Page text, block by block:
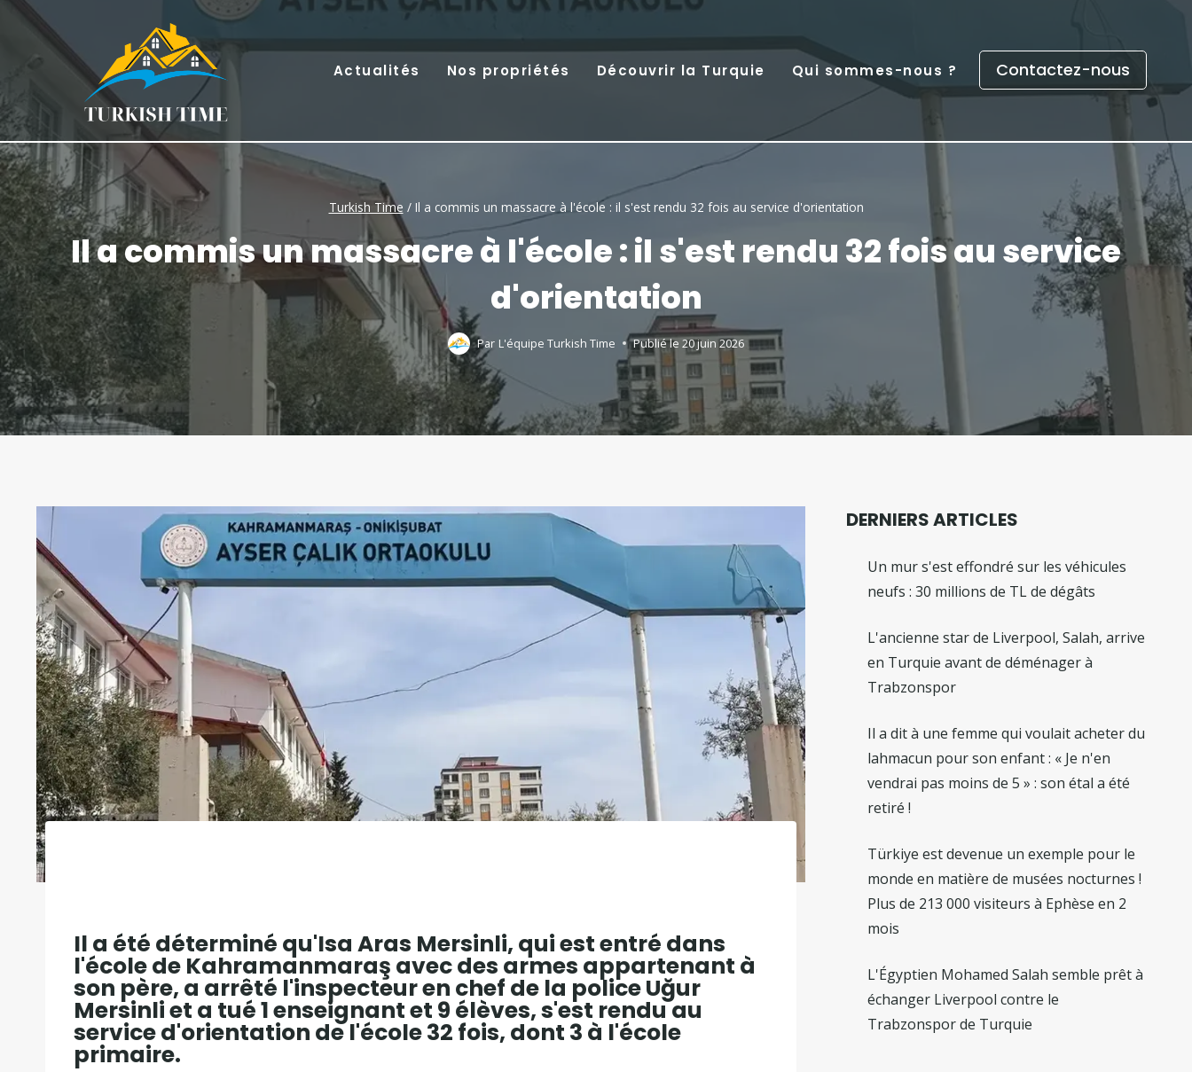
Skip
content
Actualités Nos propriétés Découvrir la Turquie Qui sommes-nous ? Contactez-nous
Turkish Time / Il a commis un massacre à l'école : il s'est rendu 32 fois au service d'orientation
Il a commis un massacre à l'école : il s'est rendu 32 fois au service
d'orientation
Par L'équipe Turkish Time Publié le 20 juin 2026
Il a été déterminé qu'Isa Aras Mersinli, qui est entré dans
l'école de Kahramanmaraş avec des armes appartenant à
son père, a arrêté l'inspecteur en chef de la police Uğur
Mersinli et a tué 1 enseignant et 9 élèves, s'est rendu au
service d'orientation de l'école 32 fois, dont 3 à l'école
primaire.
DERNIERS ARTICLES
Un mur s'est effondré sur les véhicules
neufs : 30 millions de TL de dégâts
L'ancienne star de Liverpool, Salah, arrive
en Turquie avant de déménager à
Trabzonspor
Il a dit à une femme qui voulait acheter du
lahmacun pour son enfant : « Je n'en
vendrai pas moins de 5 » : son étal a été
retiré !
Türkiye est devenue un exemple pour le
monde en matière de musées nocturnes !
Plus de 213 000 visiteurs à Ephèse en 2
mois
L'Égyptien Mohamed Salah semble prêt à
échanger Liverpool contre le
Trabzonspor de Turquie